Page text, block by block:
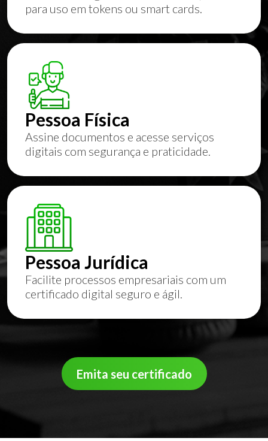
para uso em tokens ou smart cards.
Pessoa Física
Assine documentos e acesse serviços
digitais com segurança e praticidade.
Pessoa Jurídica
Facilite processos empresariais com um
certificado digital seguro e ágil.
Emita seu certificado